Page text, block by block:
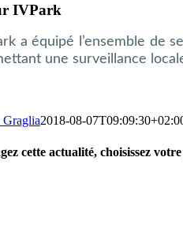
IVPark
a équipé l’ensemble de
une surveillance
Graglia2018-08-
cette actualité, choisissez